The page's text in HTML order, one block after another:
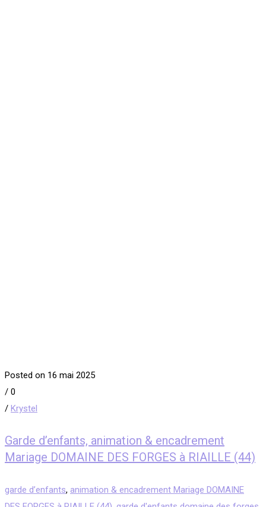
Posted on 16 mai 2025
/ 0
/ Krystel
Garde d’enfants, animation & encadrement
Mariage DOMAINE DES FORGES à RIAILLE (44)
garde d’enfants, animation & encadrement Mariage DOMAINE